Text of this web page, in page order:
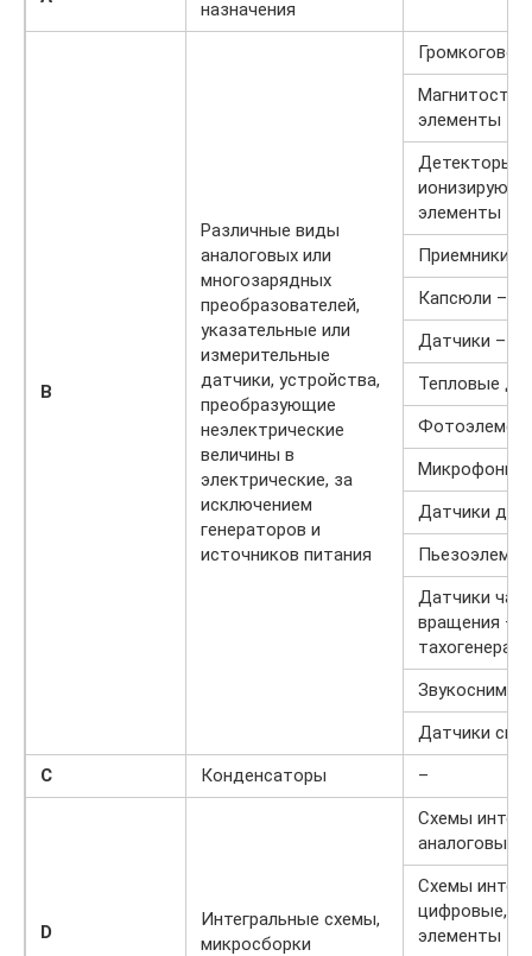
назначения
B
Различные виды
аналоговых или
многозарядных
преобразователей,
указательные или
измерительные
датчики, устройства,
преобразующие
неэлектрические
величины в
электрические, за
исключением
генераторов и
источников питания
элементы
Детекторы
элементы
Приемники –
Капсюли –
Датчики –
Тепловые
Микрофоны
Датчики
Датчики
вращения –
Датчики
C
Конденсаторы –
D
Интегральные схемы,
микросборки
Схемы
аналоговые
Схемы
цифровые,
элементы